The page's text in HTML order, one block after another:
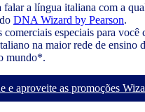
falar a língua italiana com a
DNA Wizard by Pearson.
comerciais especiais para você
na maior rede de ensino
mundo*.
e aproveite as promoções